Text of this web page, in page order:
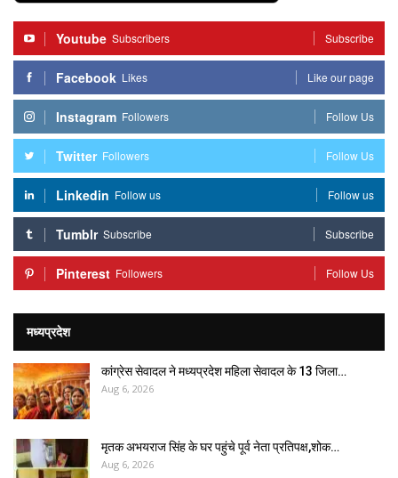
Youtube Subscribers Subscribe
Facebook Likes Like our page
Instagram Followers Follow Us
Twitter Followers Follow Us
Linkedin Follow us Follow us
Tumblr Subscribe Subscribe
Pinterest Followers Follow Us
मध्यप्रदेश
कांग्रेस सेवादल ने मध्यप्रदेश महिला सेवादल के 13 जिला…
Aug 6, 2026
मृतक अभयराज सिंह के घर पहुंचे पूर्व नेता प्रतिपक्ष,शोक…
Aug 6, 2026